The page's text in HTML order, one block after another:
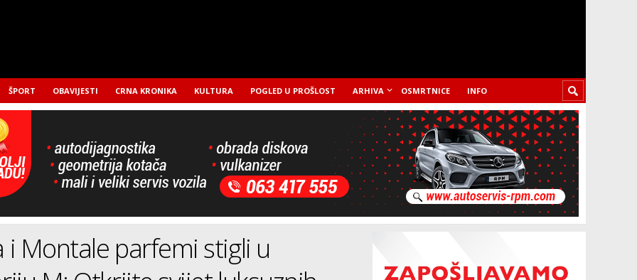
ŠPORT OBAVIJESTI CRNA KRONIKA KULTURA POGLED U PROŠLOST ARHIVA OSMRTNICE INFO
i Montale parfemi stigli u